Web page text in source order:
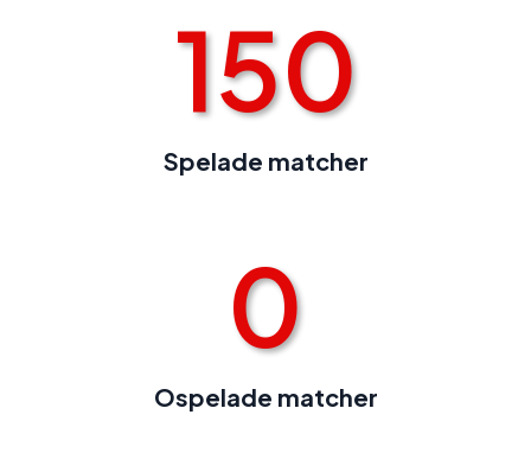
150
Spelade matcher
0
Ospelade matcher